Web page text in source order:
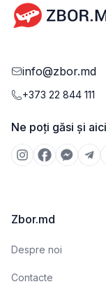
info@zbor.md
+373 22 844 111
Ne poți găsi și
Zbor.md
Despre noi
Contacte